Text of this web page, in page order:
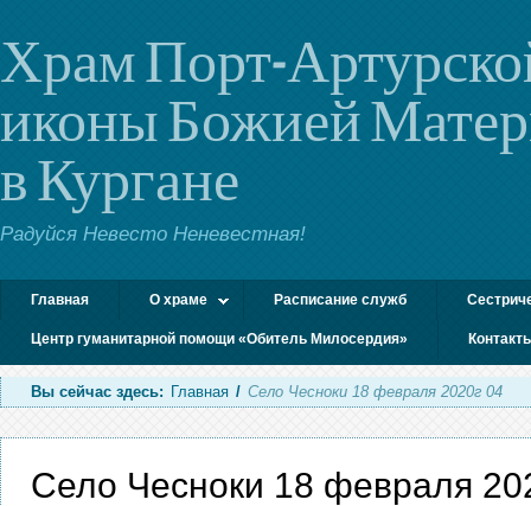
Храм Порт-
иконы Божией
в Кургане
Радуйся Невесто Неневестная!
Главная О храме Расписание служб
Центр гуманитарной помощи «Обитель Милосердия»
Вы сейчас здесь: Главная / Село Чесноки 18 февраля 2020г 04
Село Чесноки 18 февраля